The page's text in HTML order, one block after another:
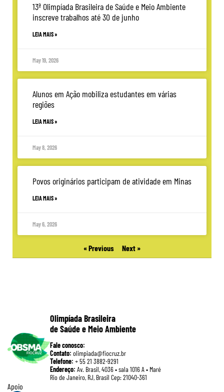
13ª Olimpíada Brasileira de Saúde e Meio Ambiente
inscreve trabalhos até 30 de junho
LEIA MAIS »
May 19, 2026
Alunos em Ação mobiliza estudantes em várias
regiões
LEIA MAIS »
May 8, 2026
Povos originários participam de atividade em Minas
LEIA MAIS »
May 6, 2026
« Previous Next »
Olimpíada Brasileira
de Saúde e Meio Ambiente
Fale conosco:
Contato: olimpiada@fiocruz.br
Telefone: + 55 21 3882-9291
Endereço: Av. Brasil, 4036 • sala 1016 A • Maré
Rio de Janeiro, RJ, Brasil Cep: 21040-361
Apoio